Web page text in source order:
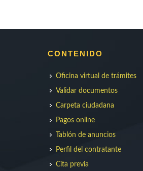
CONTENIDO
Oficina virtual de trámites
Validar documentos
Carpeta ciudadana
Pagos online
Tablón de anuncios
Perfil del contratante
Cita previa